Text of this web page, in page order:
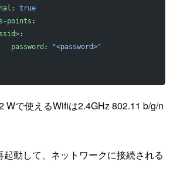
: true
points
:
:
password
:
"<password>"
Wで使えるWifiは2.4GHz 802.11 b/g/n
動して、ネットワークに接続される